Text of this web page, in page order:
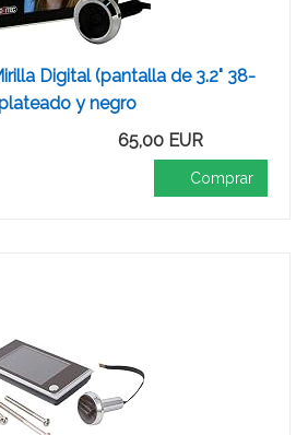
Digital (pantalla de 3.2" 38-
y negro
65,00 EUR
Comprar